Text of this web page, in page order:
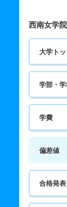
西南女学
大学ト
学部・
学費
偏差値
合格発表